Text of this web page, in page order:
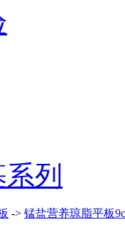
列
-> 锰盐营养琼脂平板